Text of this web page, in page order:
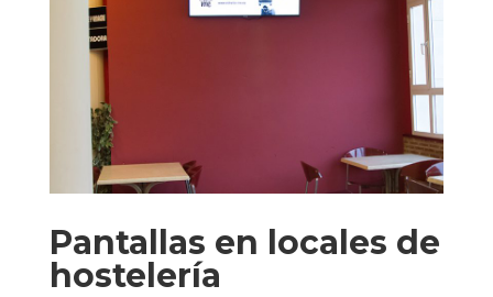
Pantallas en locales de
hostelería